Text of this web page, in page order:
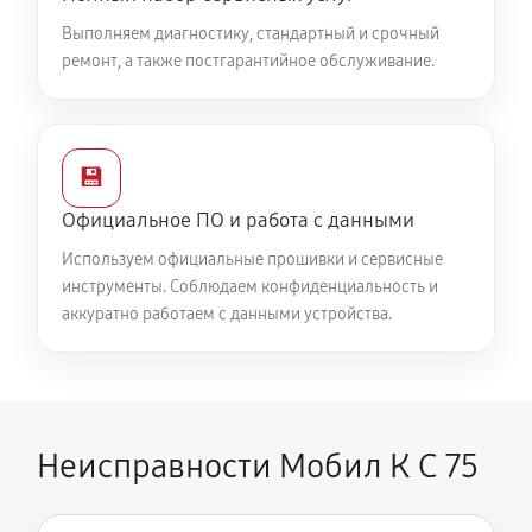
Замена подшипника колеса
Замена маховика снегоуборщика Мобил К С 75
950 руб
Замена кронштейна трансмиссии
1220 руб 60 минут
Ремонт фрикционного диска
Выполняем диагностику, стандартный и срочный
ремонт, а также постгарантийное обслуживание.
💾
Официальное ПО и работа с данными
Используем официальные прошивки и сервисные
инструменты. Соблюдаем конфиденциальность и
аккуратно работаем с данными устройства.
Неисправности Мобил К С 75